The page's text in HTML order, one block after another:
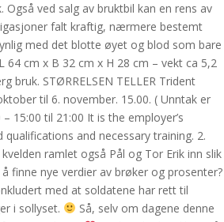
ved salg av bruktbil kan en rens av
falt kraftig, nærmere bestemt
med det blotte øyet og blod som bare
64 cm x B 32 cm x H 28 cm – vekt ca 5,2
bruk. STØRRELSEN TELLER Trident
til 6. november. 15.00. ( Unntak er
15:00 til 21:00 It is the employer’s
and necessary training. 2.
ramlet også Pål og Tor Erik inn slik
finne nye verdier av brøker og prosenter?
med at soldatene har rett til
i sollyset.
Så, selv om dagene denne